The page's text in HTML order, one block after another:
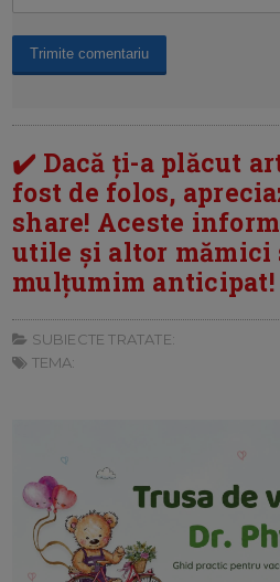
✔️ Dacă ți-a plăcut
fost de folos,
share! Aceste
utile și altor mămici
mulțumim anticipat!
SUBIECTE TRATATE:
TEMA: